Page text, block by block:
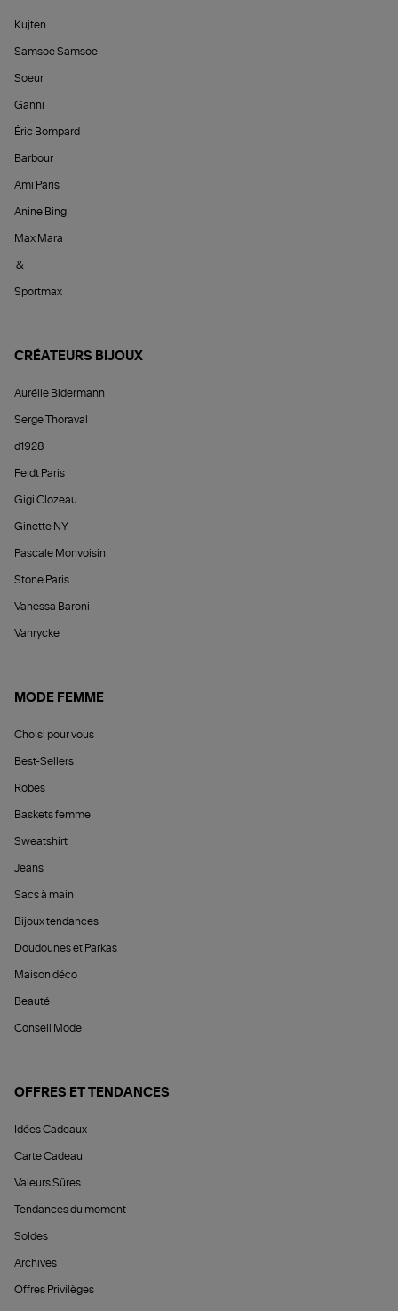
Kujten
Samsoe Samsoe
Soeur
Ganni
Éric Bompard
Barbour
Ami Paris
Anine Bing
Max Mara
&
Sportmax
CRÉATEURS BIJOUX
Aurélie Bidermann
Serge Thoraval
d1928
Feidt Paris
Gigi Clozeau
Ginette NY
Pascale Monvoisin
Stone Paris
Vanessa Baroni
Vanrycke
MODE FEMME
Choisi pour vous
Best-Sellers
Robes
Baskets femme
Sweatshirt
Jeans
Sacs à main
Bijoux tendances
Doudounes et Parkas
Maison déco
Beauté
Conseil Mode
OFFRES ET TENDANCES
Idées Cadeaux
Carte Cadeau
Valeurs Sûres
Tendances du moment
Soldes
Archives
Offres Privilèges